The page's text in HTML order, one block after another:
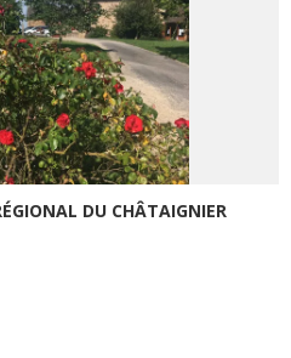
DU CHÂTAIGNIER